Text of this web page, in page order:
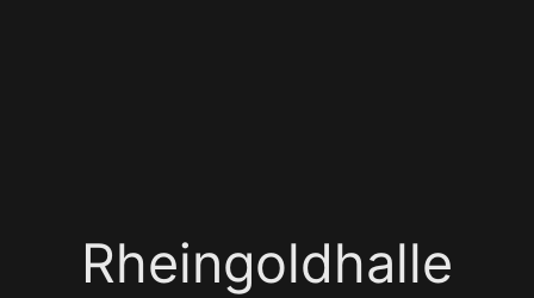
Rheingoldhalle